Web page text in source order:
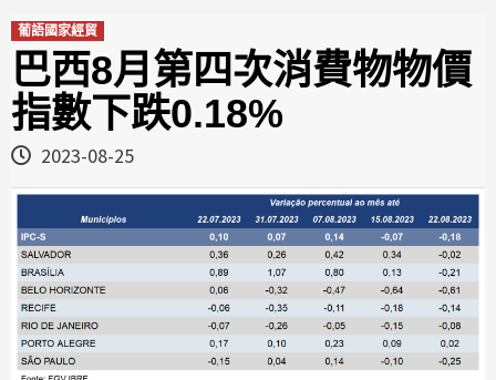
葡語國家經貿
巴西8月第四次消費物物價
指數下跌0.18%
2023-08-25